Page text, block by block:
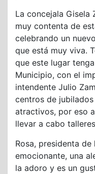
La concejala Gisela
muy contenta de
celebrando un
que está muy viva.
que este lugar
Municipio, con el
intendente Julio
centros de
atractivos, por eso
llevar a cabo
Rosa, presidenta
emocionante, una
la adoro y es un